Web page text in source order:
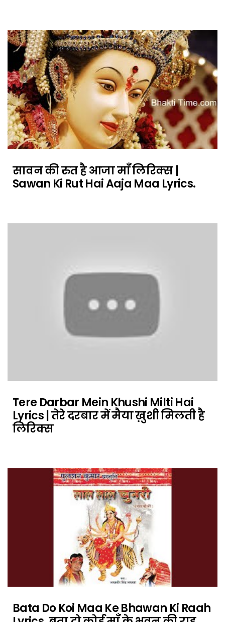
सावन की रुत है आजा माँ लिरिक्स |
Sawan Ki Rut Hai Aaja Maa Lyrics.
Tere Darbar Mein Khushi Milti Hai
Lyrics | तेरे दरबार में मैया ख़ुशी मिलती है
लिरिक्स
Bata Do Koi Maa Ke Bhawan Ki Raah